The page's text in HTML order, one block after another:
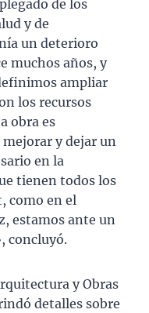
de los
y de
un deterioro
muchos años, y
ampliar
los recursos
obra es
y dejar un
en la
tienen todos los
como en el
estamos ante un
concluyó.
y Obras
detalles sobre